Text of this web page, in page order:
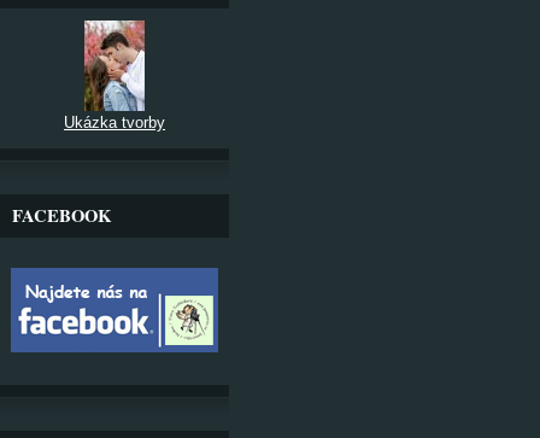
Ukázka tvorby
FACEBOOK